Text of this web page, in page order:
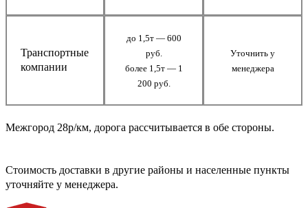
Транспортные
компании
до 1,5т — 600
руб.
более 1,5т — 1
200 руб.
Уточнить у
менеджера
Межгород 28р/км, дорога рассчитывается в обе стороны.
Стоимость доставки в другие районы и населенные пункты
уточняйте у менеджера.